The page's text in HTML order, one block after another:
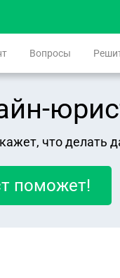
Вопросы
юрист
что делать
поможет!